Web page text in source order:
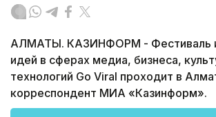
АЛМАТЫ. КАЗИНФОРМ - Фестиваль
идей в сферах медиа, бизнеса,
технологий Go Viral проходит в
корреспондент МИА «Казинформ».